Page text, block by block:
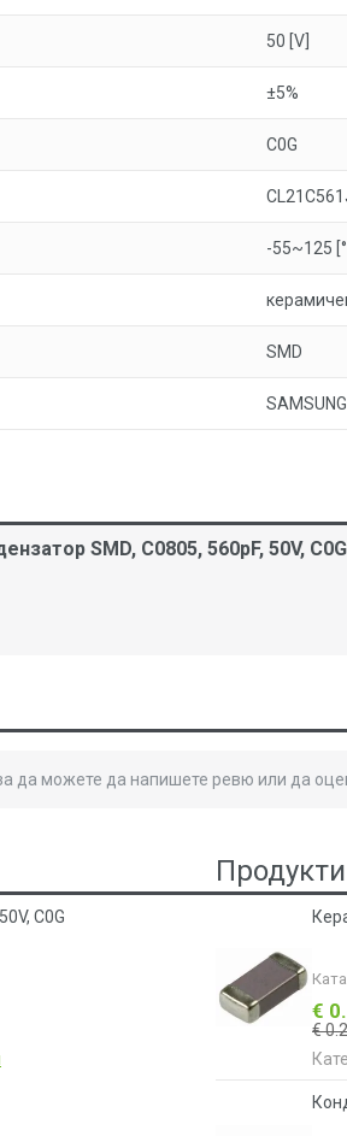
50 [V]
±5%
C0G
-55~125
SMD
SAMSUNG
SMD, C0805, 560pF, 50V, C0G
да можете да напишете ревю или да
C0G
€
€